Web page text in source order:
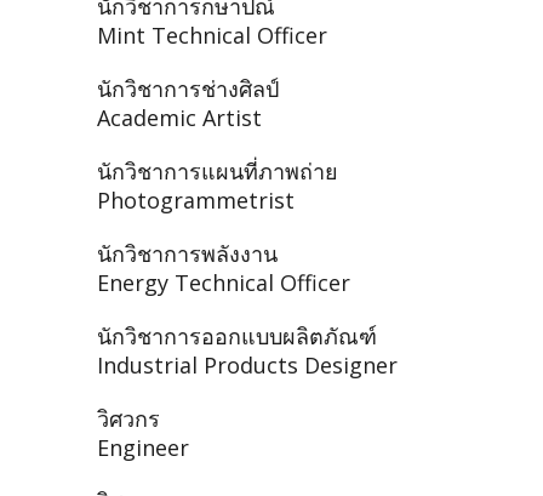
นักวิชาการกษาปณ์
Mint Technical Officer
นักวิชาการช่างศิลป์
Academic Artist
นักวิชาการแผนที่ภาพถ่าย
Photogrammetrist
นักวิชาการพลังงาน
Energy Technical Officer
นักวิชาการออกแบบผลิตภัณฑ์
Industrial Products Designer
วิศวกร
Engineer